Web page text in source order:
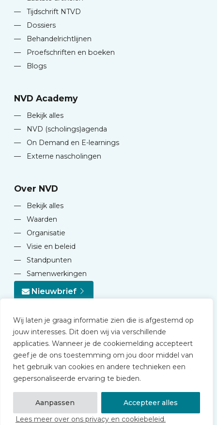
Wij laten je graag informatie zien die is afgestemd op
jouw interesses. Dit doen wij via verschillende
applicaties. Wanneer je de cookiemelding accepteert
geef je de ons toestemming om jou door middel van
het gebruik van cookies en andere technieken een
gepersonaliseerde ervaring te bieden.
Aanpassen
Accepteer alles
Lees meer over ons privacy en cookiebeleid.
—
Tijdschrift NTVD
—
Dossiers
—
Behandelrichtlijnen
—
Proefschriften en boeken
—
Blogs
NVD Academy
—
Bekijk alles
—
NVD (scholings)agenda
—
On Demand en E-learnings
—
Externe nascholingen
Over NVD
—
Bekijk alles
—
Waarden
—
Organisatie
—
Visie en beleid
—
Standpunten
—
Samenwerkingen
Nieuwbrief
© 2026 NVD
Privacy statement
Disclaimer